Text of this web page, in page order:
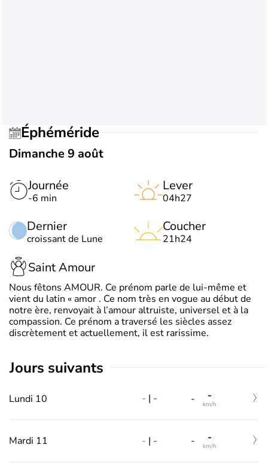
Éphéméride
Dimanche 9 août
Journée
-6 min
Dernier
croissant de Lune
Lever
04h27
Coucher
21h24
Saint Amour
Nous fêtons AMOUR. Ce prénom parle de lui-même et
vient du latin « amor . Ce nom très en vogue au début de
notre ère, renvoyait à l’amour altruiste, universel et à la
compassion. Ce prénom a traversé les siècles assez
discrètement et actuellement, il est rarissime.
jours suivants
Lundi 10 - | - - -
km/h
Mardi 11 - | - - -
km/h